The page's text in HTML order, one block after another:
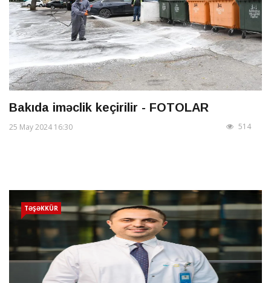
Bakıda iməclik keçirilir - FOTOLAR
25 May 2024 16:30 514
TƏŞƏKKÜR